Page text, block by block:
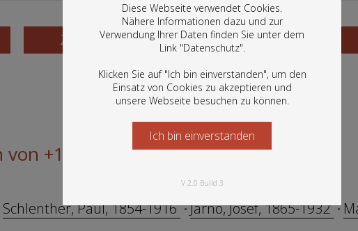
Diese Webseite verwendet Cookies.
Nähere Informationen dazu und zur
Verwendung Ihrer Daten finden Sie unter dem
Link "Datenschutz".
Klicken Sie auf "Ich bin einverstanden", um den
Einsatz von Cookies zu akzeptieren und
unsere Webseite besuchen zu können.
In diesem Portal finden Sie die digitalen
Bestände der Österreichischen
Grafiken und vieles mehr.
Ich bin einverstanden
Starten Sie jetzt
V 2.0 Build 3
Zum Katalogisat Zur Vorschau
+1905
Schlenther, Paul, 1854-1916 Jarno, Josef, 1865-1932